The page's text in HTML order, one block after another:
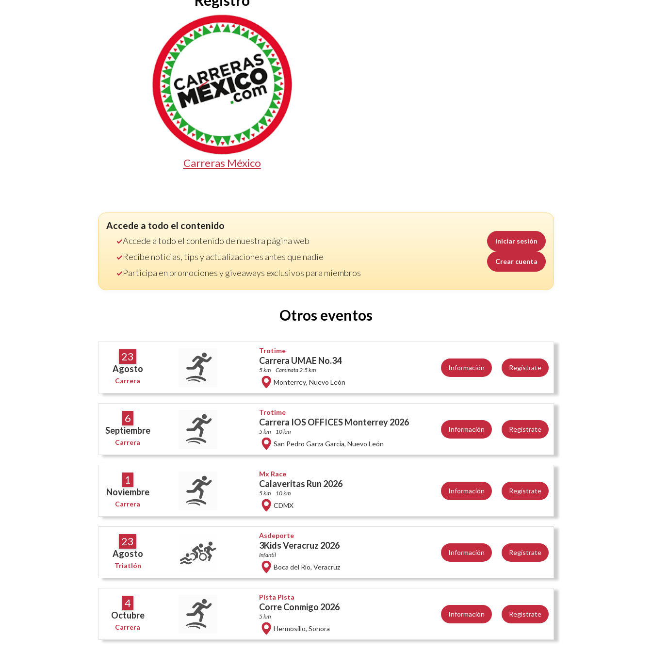
Carreras México
Accede a todo el contenido
Accede a todo el contenido de nuestra página web
Recibe noticias, tips y actualizaciones antes que nadie
Participa en promociones y giveaways exclusivos para miembros
Iniciar sesión
Crear cuenta
Otros eventos
23
Agosto
Carrera
Trotime
Carrera UMAE No.34
5 km Caminata 2.5 km
Monterrey, Nuevo León
Información Regístrate
6
Septiembre
Carrera
Trotime
Carrera IOS OFFICES Monterrey 2026
5 km 10 km
San Pedro Garza García, Nuevo León
Información Regístrate
1
Noviembre
Carrera
Mx Race
Calaveritas Run 2026
5 km 10 km
CDMX
Información Regístrate
23
Agosto
Triatlón
Asdeporte
3Kids Veracruz 2026
Infantil
Boca del Río, Veracruz
Información Regístrate
4
Octubre
Carrera
Pista Pista
Corre Conmigo 2026
5 km
Hermosillo, Sonora
Información Regístrate